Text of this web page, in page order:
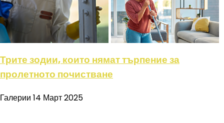
Трите зодии, които нямат търпение за
пролетното почистване
Галерии 14 Март 2025